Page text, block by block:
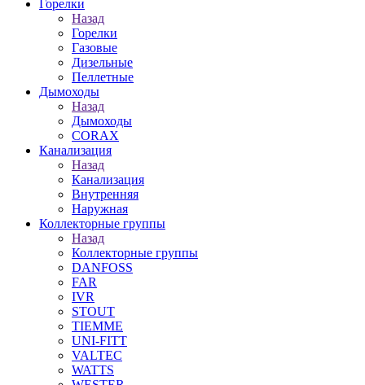
Горелки
Назад
Горелки
Газовые
Дизельные
Пеллетные
Дымоходы
Назад
Дымоходы
CORAX
Канализация
Назад
Канализация
Внутренняя
Наружная
Коллекторные группы
Назад
Коллекторные группы
DANFOSS
FAR
IVR
STOUT
TIEMME
UNI-FITT
VALTEC
WATTS